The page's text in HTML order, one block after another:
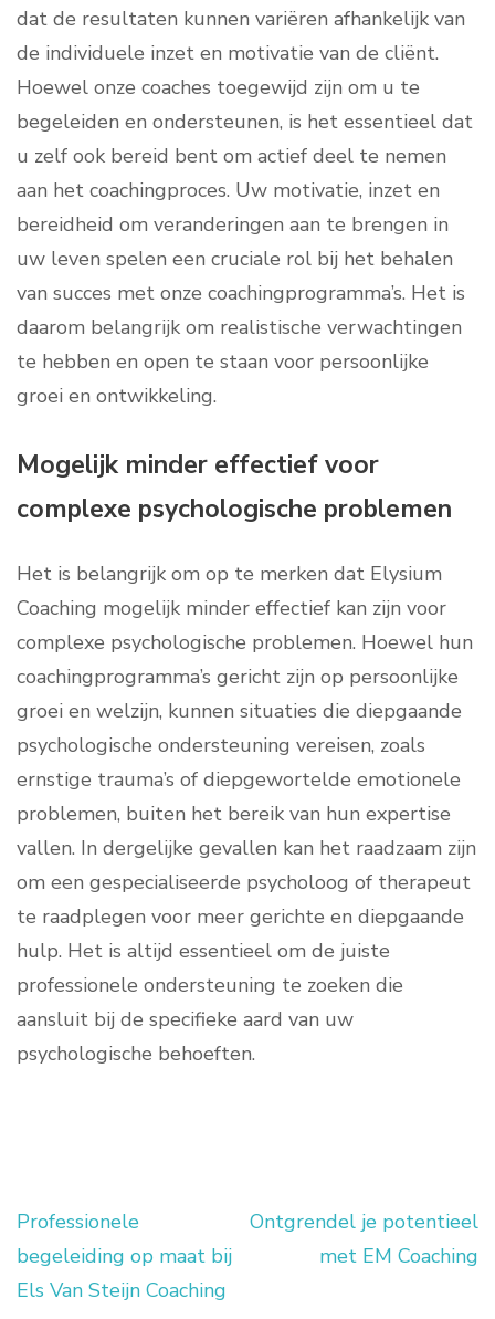
dat de resultaten kunnen variëren afhankelijk van
de individuele inzet en motivatie van de cliënt.
Hoewel onze coaches toegewijd zijn om u te
begeleiden en ondersteunen, is het essentieel dat
u zelf ook bereid bent om actief deel te nemen
aan het coachingproces. Uw motivatie, inzet en
bereidheid om veranderingen aan te brengen in
uw leven spelen een cruciale rol bij het behalen
van succes met onze coachingprogramma’s. Het is
daarom belangrijk om realistische verwachtingen
te hebben en open te staan voor persoonlijke
groei en ontwikkeling.
Mogelijk minder effectief voor
complexe psychologische problemen
Het is belangrijk om op te merken dat Elysium
Coaching mogelijk minder effectief kan zijn voor
complexe psychologische problemen. Hoewel hun
coachingprogramma’s gericht zijn op persoonlijke
groei en welzijn, kunnen situaties die diepgaande
psychologische ondersteuning vereisen, zoals
ernstige trauma’s of diepgewortelde emotionele
problemen, buiten het bereik van hun expertise
vallen. In dergelijke gevallen kan het raadzaam zijn
om een gespecialiseerde psycholoog of therapeut
te raadplegen voor meer gerichte en diepgaande
hulp. Het is altijd essentieel om de juiste
professionele ondersteuning te zoeken die
aansluit bij de specifieke aard van uw
psychologische behoeften.
Berichtnavigatie
Professionele
begeleiding op maat bij
Els Van Steijn Coaching
Ontgrendel je potentieel
met EM Coaching